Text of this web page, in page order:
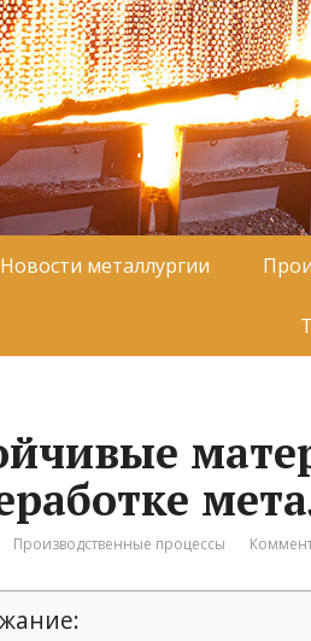
Новости металлургии
Производственные процессы